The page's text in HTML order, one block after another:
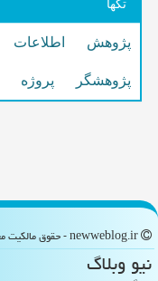
تگها
پژوهش اطلاعات
پژوهشگر پروژه
نیو وبلاگ